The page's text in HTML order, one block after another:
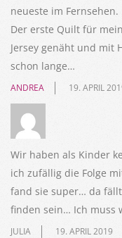
neueste im Fernsehen.
Der erste Quilt für
Jersey genäht und mit
schon lange…
ANDREA 19. APRIL
Wir haben als Kinder
ich zufällig die Folge
fand sie super… da
finden sein… Ich muss
JULIA 19. APRIL 2019